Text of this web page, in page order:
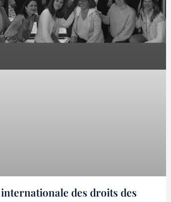
des droits des